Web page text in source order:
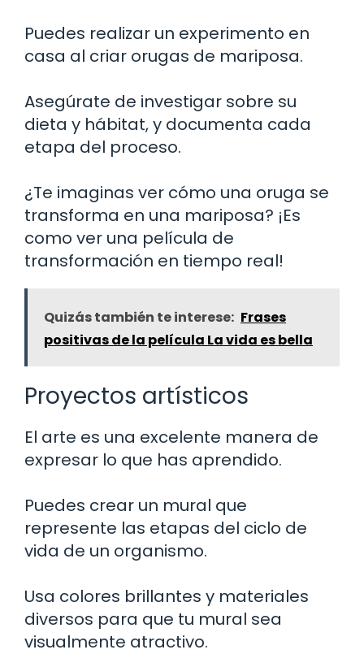
Puedes realizar un experimento en
casa al criar orugas de mariposa.
Asegúrate de investigar sobre su
dieta y hábitat, y documenta cada
etapa del proceso.
¿Te imaginas ver cómo una oruga se
transforma en una mariposa? ¡Es
como ver una película de
transformación en tiempo real!
Quizás también te interese: Frases
positivas de la película La vida es bella
Proyectos artísticos
El arte es una excelente manera de
expresar lo que has aprendido.
Puedes crear un mural que
represente las etapas del ciclo de
vida de un organismo.
Usa colores brillantes y materiales
diversos para que tu mural sea
visualmente atractivo.